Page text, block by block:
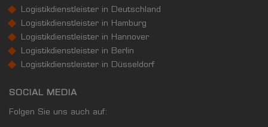
Euro pro Kopf
(Landkreis / Kreisfreie Stadt)
22.814 €
Kaufkraftindex
(Landkreis / Kreisfreie Stadt)
Logistikdienstleister in Deutschland
Logistikdienstleister in Hamburg
Logistikdienstleister in Hannover
Logistikdienstleister in Berlin
Logistikdienstleister in Düsseldorf
SOCIAL MEDIA
Folgen Sie uns auch auf: